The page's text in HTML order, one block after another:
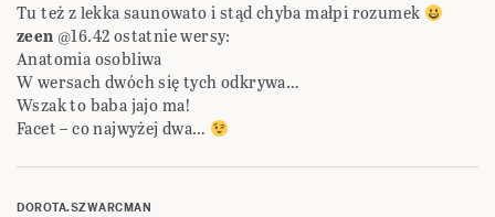
Tu też z lekka saunowato i stąd chyba małpi rozumek
zeen @16.42 ostatnie wersy:
Anatomia osobliwa
W wersach dwóch się tych odkrywa…
Wszak to baba jajo ma!
Facet – co najwyżej dwa…
DOROTA.SZWARCMAN